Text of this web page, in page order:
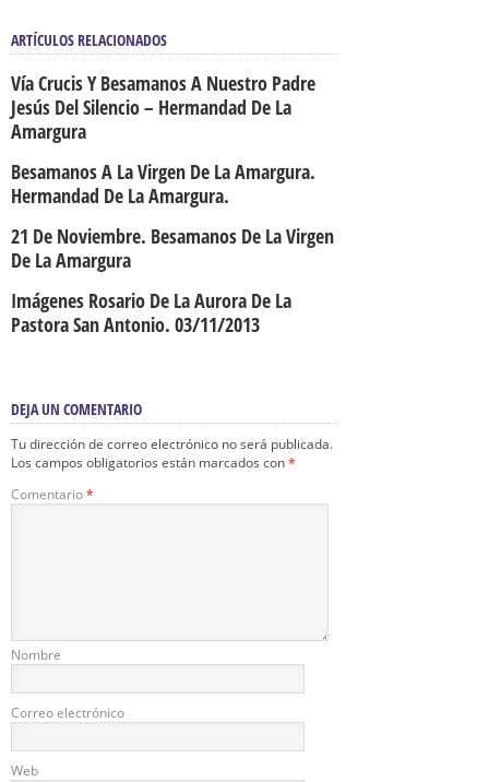
ARTÍCULOS RELACIONADOS
Vía Crucis Y Besamanos A Nuestro Padre
Jesús Del Silencio – Hermandad De La
Amargura
Besamanos A La Virgen De La Amargura.
Hermandad De La Amargura.
21 De Noviembre. Besamanos De La Virgen
De La Amargura
Imágenes Rosario De La Aurora De La
Pastora San Antonio. 03/11/2013
DEJA UN COMENTARIO
Tu dirección de correo electrónico no será publicada.
Los campos obligatorios están marcados con*
Comentario*
Nombre
Correo electrónico
Web